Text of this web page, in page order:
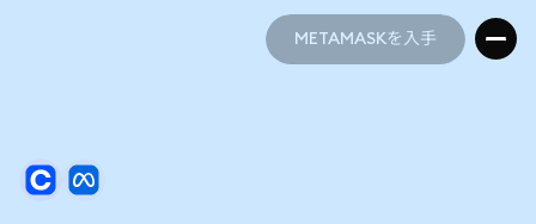
METAMASKを入手